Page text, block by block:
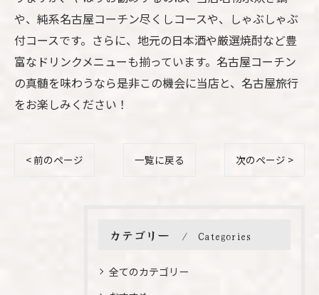
や、純系名古屋コーチン尽くしコースや、しゃぶしゃぶ
付コースです。さらに、地元の日本酒や厳選焼酎など豊
富なドリンクメニューも揃っています。名古屋コーチン
の真髄を味わうなら是非この機会に当店と、名古屋旅行
をお楽しみください！
< 前のページ 一覧に戻る 次のページ >
カテゴリー Categories
全てのカテゴリー